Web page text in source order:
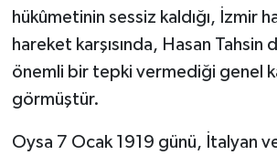
hükûmetinin sessiz kaldığı, İzmir
hareket karşısında, Hasan Tahsin
önemli bir tepki vermediği genel
görmüştür.
Oysa 7 Ocak 1919 günü, İtalyan